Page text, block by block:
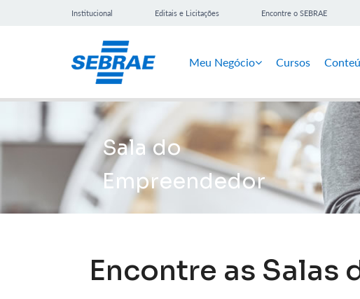
Institucional Editais e Licitações Encontre o SEBRAE
Meu Negócio Cursos
Sala do
Empreendedor
Encontre as Salas